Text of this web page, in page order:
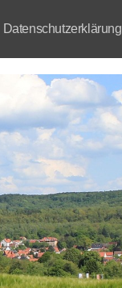
Datenschutzerklärung
Akademie